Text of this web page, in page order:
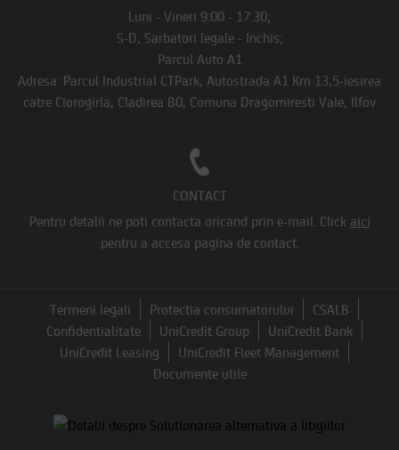
Luni - Vineri 9:00 - 17:30;
S-D, Sarbatori legale - Inchis;
Parcul Auto A1
Adresa: Parcul Industrial CTPark, Autostrada A1 Km 13,5-iesirea
catre Ciorogirla, Cladirea B0, Comuna Dragomiresti Vale, Ilfov
CONTACT
Pentru detalii ne poti contacta oricand prin e-mail. Click aici
pentru a accesa pagina de contact.
Termeni legali Protectia consumatorului
CSALB
Confidentialitate
UniCredit Group
UniCredit Bank
UniCredit Leasing
UniCredit Fleet Management
Documente utile